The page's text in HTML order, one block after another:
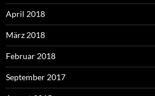
April 2018
März 2018
Februar 2018
September 2017